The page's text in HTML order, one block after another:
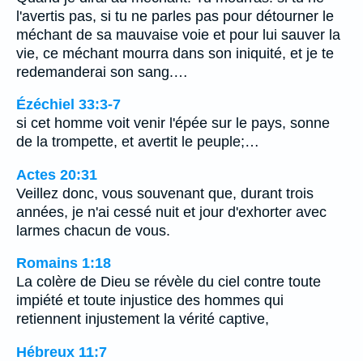
l'avertis pas, si tu ne parles pas pour détourner le
méchant de sa mauvaise voie et pour lui sauver la
vie, ce méchant mourra dans son iniquité, et je te
redemanderai son sang.…
Ézéchiel 33:3-7
si cet homme voit venir l'épée sur le pays, sonne
de la trompette, et avertit le peuple;…
Actes 20:31
Veillez donc, vous souvenant que, durant trois
années, je n'ai cessé nuit et jour d'exhorter avec
larmes chacun de vous.
Romains 1:18
La colère de Dieu se révèle du ciel contre toute
impiété et toute injustice des hommes qui
retiennent injustement la vérité captive,
Hébreux 11:7